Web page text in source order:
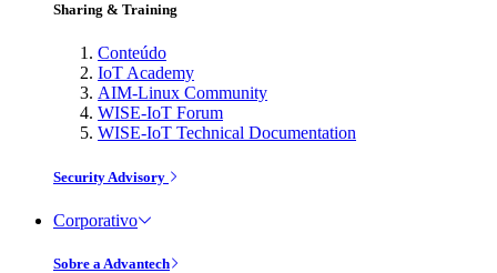
Sharing & Training
Conteúdo
IoT Academy
AIM-Linux Community
WISE-IoT Forum
WISE-IoT Technical Documentation
Security Advisory
Corporativo
Sobre a Advantech